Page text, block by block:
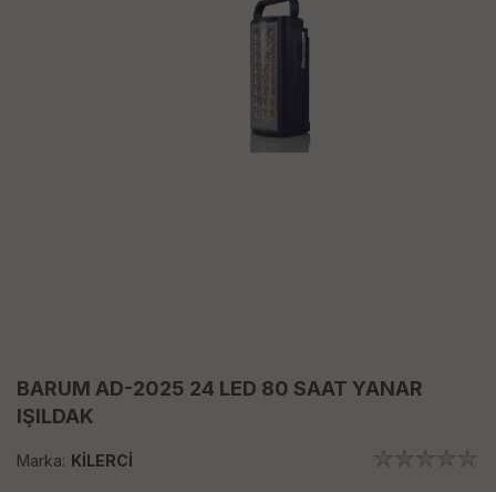
BARUM AD-2025 24 LED 80 SAAT YANAR
IŞILDAK
Marka: KİLERCİ